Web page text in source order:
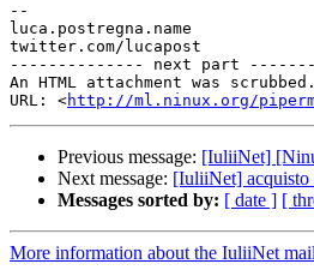
--
luca.postregna.name
twitter.com/lucapost
-------------- next part
An HTML attachment was
URL: <http://ml.ninux.org/
Previous message: [IuliiNet]
Next message: [IuliiNet] acquisto
Messages sorted by: [ date ] [
More information about the IuliiNet